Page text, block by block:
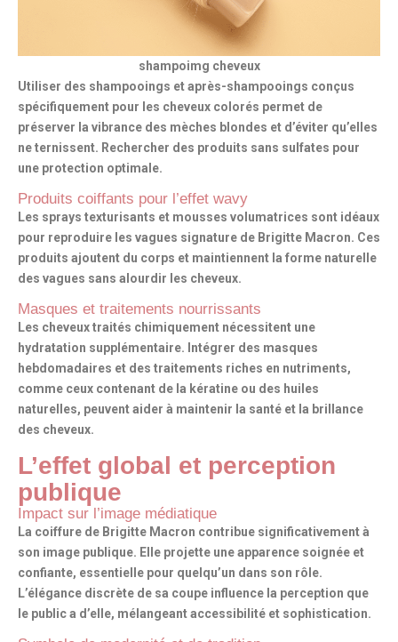
shampoimg cheveux
Utiliser des shampooings et après-shampooings conçus
spécifiquement pour les cheveux colorés permet de
préserver la vibrance des mèches blondes et d’éviter qu’elles
ne ternissent. Rechercher des produits sans sulfates pour
une protection optimale.
Produits coiffants pour l’effet wavy
Les sprays texturisants et mousses volumatrices sont idéaux
pour reproduire les vagues signature de Brigitte Macron. Ces
produits ajoutent du corps et maintiennent la forme naturelle
des vagues sans alourdir les cheveux.
Masques et traitements nourrissants
Les cheveux traités chimiquement nécessitent une
hydratation supplémentaire. Intégrer des masques
hebdomadaires et des traitements riches en nutriments,
comme ceux contenant de la kératine ou des huiles
naturelles, peuvent aider à maintenir la santé et la brillance
des cheveux.
L’effet global et perception
publique
Impact sur l’image médiatique
La coiffure de Brigitte Macron contribue significativement à
son image publique. Elle projette une apparence soignée et
confiante, essentielle pour quelqu’un dans son rôle.
L’élégance discrète de sa coupe influence la perception que
le public a d’elle, mélangeant accessibilité et sophistication.